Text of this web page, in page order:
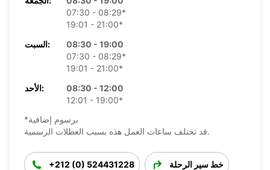
07:30 - 08:29*
19:01 - 21:00*
السبت:
08:30 - 19:00
07:30 - 08:29*
19:01 - 21:00*
الأحد:
08:30 - 12:00
12:01 - 19:00*
*برسوم إضافية
قد تختلف ساعات العمل هذه بسبب العطلات الرسمية.
+212 (0) 524431228 خط سير الرحلة